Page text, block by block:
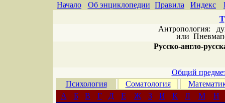
Начало Об энциклопедии Правила Индекс
Антропология:
или
Русско-англо-
Общий
Психология
Соматология
А
Б В Г Д Е Ж З И К Л М
Н